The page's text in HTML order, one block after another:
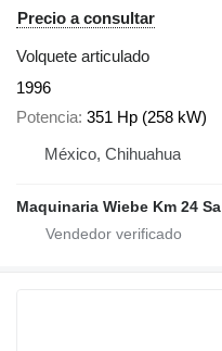
Precio a consultar
Volquete articulado
1996
Potencia 351 Hp (258 kW)
México, Chihuahua
Maquinaria Wiebe Km 24 Sa